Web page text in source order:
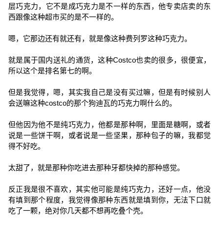
层巧克力，它不是成巧克力是不一样的东西，他专卖店卖的东
西跟像这种超市买的是不一样的。
嗯，它那边还有就还有，就是像这种费列罗这种巧克力。
就是属于国内送礼的通货，这种Costco也卖的很多，很便宜，
所以这个是排名第七的啊。
但是我觉得，嗯，其实我自己是没有买过嘛，但是有时候别人
会送嘛这种costco的那个狗迪瓦的巧克力啊什么的。
但他因为他不是纯巧克力，他都是那种啊，里面是糖啊，或者
说是一些饼干啊，或者说是一些坚果，那种包子的嘛，我都觉
得不好吃。
太甜了，就是那种你吃进去那种牙都快掉的那种感觉。
反正我是很不喜欢，其实他可能是纯巧克力，还好一点，他没
有填到那个程度，我觉得像那种东西就是填到你，无法下口就
吃了一颗，绝对你几天都不想再吃叠个壳。